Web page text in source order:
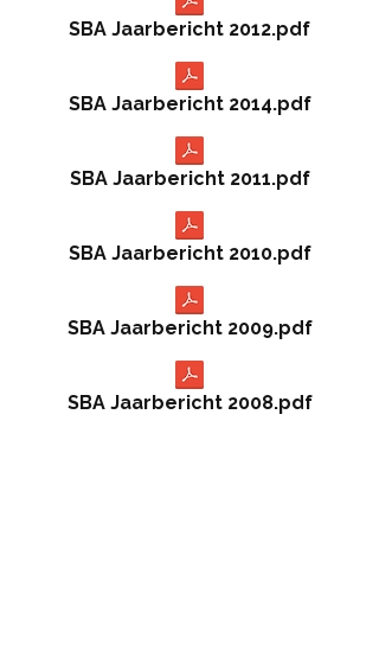
SBA Jaarbericht 2012.pdf
SBA Jaarbericht 2014.pdf
SBA Jaarbericht 2011.pdf
SBA Jaarbericht 2010.pdf
SBA Jaarbericht 2009.pdf
SBA Jaarbericht 2008.pdf